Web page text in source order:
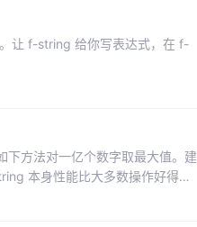
让 f-string 给你写表达式，在 f-
方法对一亿个数字取最大值。建
本身性能比大多数操作好得
径处理。当需要进行大量的字符